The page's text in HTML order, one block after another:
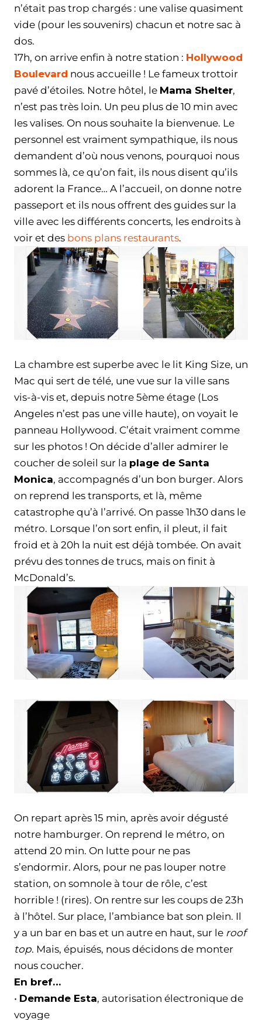
n’était pas trop chargés : une valise quasiment
vide (pour les souvenirs) chacun et notre sac à
dos.
17h, on arrive enfin à notre station : Hollywood
Boulevard nous accueille ! Le fameux trottoir
pavé d’étoiles. Notre hôtel, le Mama Shelter,
n’est pas très loin. Un peu plus de 10 min avec
les valises. On nous souhaite la bienvenue. Le
personnel est vraiment sympathique, ils nous
demandent d’où nous venons, pourquoi nous
sommes là, ce qu’on fait, ils nous disent qu’ils
adorent la France… A l’accueil, on donne notre
passeport et ils nous offrent des guides sur la
ville avec les différents concerts, les endroits à
voir et des bons plans restaurants.
La chambre est superbe avec le lit King Size, un
Mac qui sert de télé, une vue sur la ville sans
vis-à-vis et, depuis notre 5ème étage (Los
Angeles n’est pas une ville haute), on voyait le
panneau Hollywood. C’était vraiment comme
sur les photos ! On décide d’aller admirer le
coucher de soleil sur la plage de Santa
Monica, accompagnés d’un bon burger. Alors
on reprend les transports, et là, même
catastrophe qu’à l’arrivé. On passe 1h30 dans le
métro. Lorsque l’on sort enfin, il pleut, il fait
froid et à 20h la nuit est déjà tombée. On avait
prévu des tonnes de trucs, mais on finit à
McDonald’s.
On repart après 15 min, après avoir dégusté
notre hamburger. On reprend le métro, on
attend 20 min. On lutte pour ne pas
s’endormir. Alors, pour ne pas louper notre
station, on somnole à tour de rôle, c’est
horrible ! (rires). On rentre sur les coups de 23h
à l’hôtel. Sur place, l’ambiance bat son plein. Il
y a un bar en bas et un autre en haut, sur le roof
top. Mais, épuisés, nous décidons de monter
nous coucher.
En bref…
• Demande Esta, autorisation électronique de
voyage